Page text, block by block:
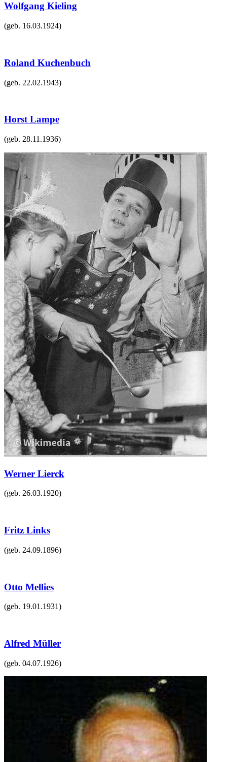
Wolfgang Kieling
(geb. 16.03.1924)
Roland Kuchenbuch
(geb. 22.02.1943)
Horst Lampe
(geb. 28.11.1936)
Werner Lierck
(geb. 26.03.1920)
Fritz Links
(geb. 24.09.1896)
Otto Mellies
(geb. 19.01.1931)
Alfred Müller
(geb. 04.07.1926)